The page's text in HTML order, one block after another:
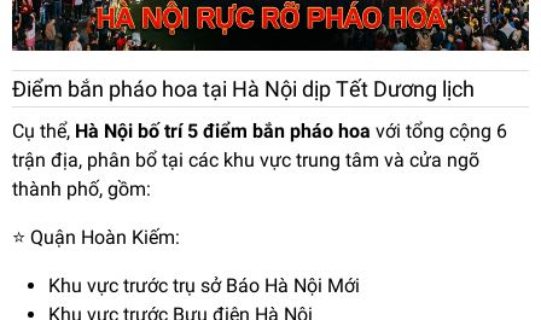
Điểm bắn pháo hoa tại Hà Nội dịp Tết Dương lịch
Cụ thể, Hà Nội bố trí 5 điểm bắn pháo hoa với tổng cộng 6
trận địa, phân bổ tại các khu vực trung tâm và cửa ngõ
thành phố, gồm:
⭐️ Quận Hoàn Kiếm:
Khu vực trước trụ sở Báo Hà Nội Mới
Khu vực trước Bưu điện Hà Nội